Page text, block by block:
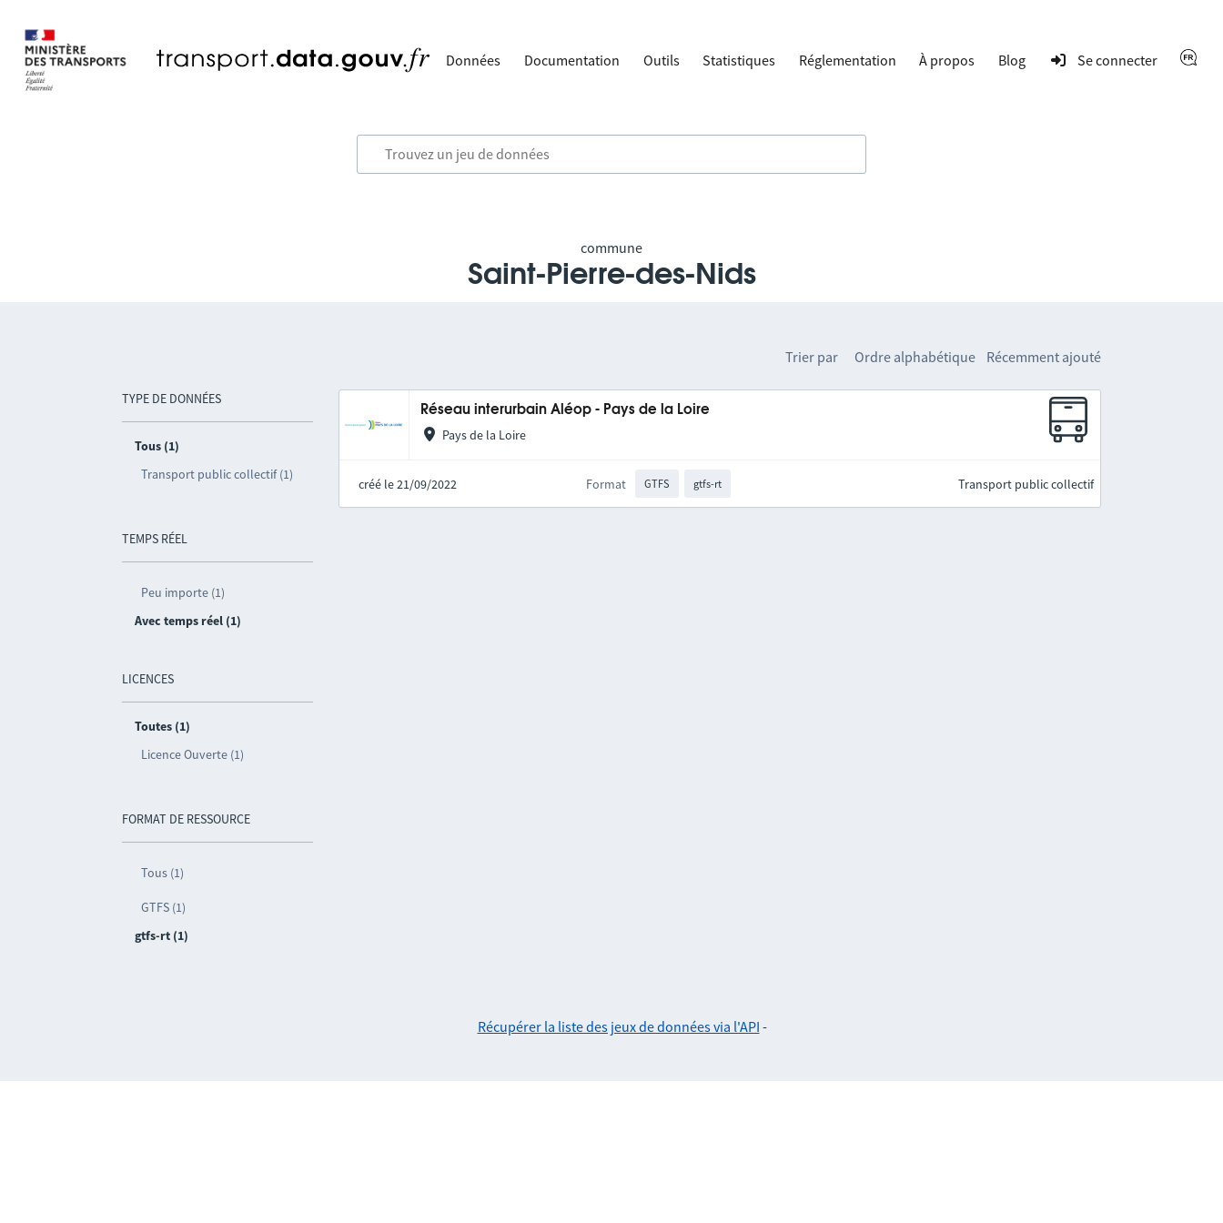
Données Documentation Outils Statistiques Réglementation À propos Blog Se connecter
commune
Saint-Pierre-des-Nids
TYPE DE DONNÉES
Tous (1)
Transport public collectif (1)
TEMPS RÉEL
Peu importe (1)
Avec temps réel (1)
LICENCES
Toutes (1)
Licence Ouverte (1)
FORMAT DE RESSOURCE
Tous (1)
GTFS (1)
gtfs-rt (1)
Trier par Ordre alphabétique Récemment ajouté
Réseau interurbain Aléop - Pays de la Loire
Pays de la Loire
créé le 21/09/2022 Format GTFS gtfs-rt Transport public collectif
Récupérer la liste des jeux de données via l'API -